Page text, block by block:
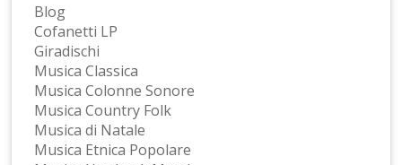
Blog
Cofanetti LP
Giradischi
Musica Classica
Musica Colonne Sonore
Musica Country Folk
Musica di Natale
Musica Etnica Popolare